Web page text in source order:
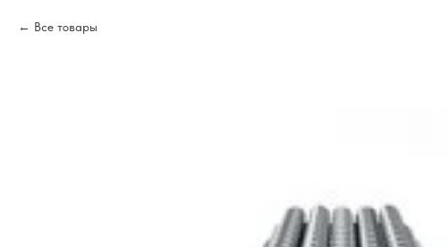
Все товары